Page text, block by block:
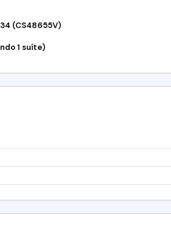
(CS48655V)
1 suíte)